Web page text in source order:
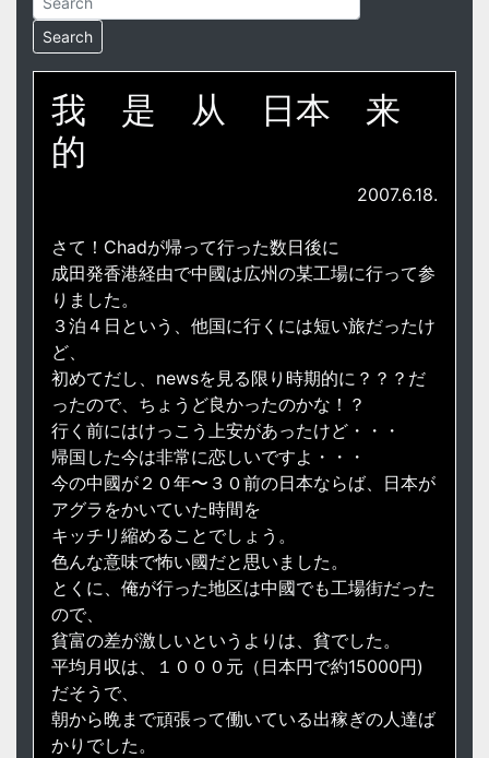
我 是 从 日本 来
的
2007.6.18.
さて！Chadが帰って行った数日後に
成田発香港経由で中國は広州の某工場に行って参
りました。
３泊４日という、他国に行くには短い旅だったけ
ど、
初めてだし、newsを見る限り時期的に？？？だ
ったので、ちょうど良かったのかな！？
行く前にはけっこう上安があったけど・・・
帰国した今は非常に恋しいですよ・・・
今の中國が２０年〜３０前の日本ならば、日本が
アグラをかいていた時間を
キッチリ縮めることでしょう。
色んな意味で怖い國だと思いました。
とくに、俺が行った地区は中國でも工場街だった
ので、
貧富の差が激しいというよりは、貧でした。
平均月収は、１０００元（日本円で約15000円)
だそうで、
朝から晩まで頑張って働いている出稼ぎの人達ば
かりでした。